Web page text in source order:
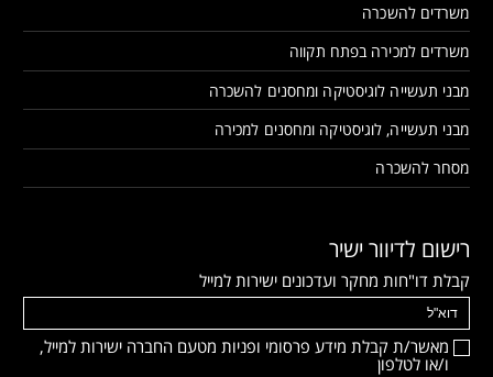
משרדים להשכרה
משרדים למכירה בפתח תקווה
מבני תעשייה לוגיסטיקה ומחסנים להשכרה
מבני תעשייה, לוגיסטיקה ומחסנים למכירה
מסחר להשכרה
רישום לדיוור ישיר
קבלת דו"חות מחקר ועדכונים ישירות למייל
מאשר/ת קבלת מידע פרסומי ופניות מטעם החברה ישירות למייל,
ו/או לטלפון